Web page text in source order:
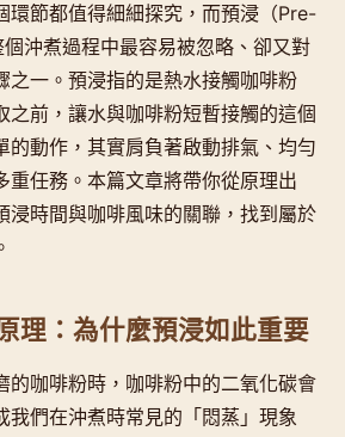
環節都值得細細探究，而預浸（Pre-
沖煮過程中最容易被忽略、卻又對
之一。預浸指的是熱水接觸咖啡粉
之前，讓水與咖啡粉短暫接觸的這個
的動作，其實肩負著啟動排氣、均勻
重任務。本篇文章將帶你從原理出
浸時間與咖啡風味的關聯，找到屬於
理：為什麼預浸如此重要
的咖啡粉時，咖啡粉中的二氧化碳會
我們在沖煮時常見的「悶蒸」現象